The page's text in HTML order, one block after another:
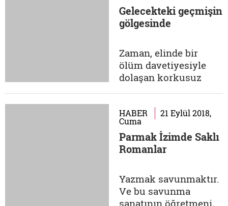
gelecekte nerelere
varacağı da merak
kadarla da kalmıyor.
Yeni bin yılla birlikte
birbirini izleyen...
Gelecekteki geçmişin
gölgesinde
Zaman, elinde bir
ölüm davetiyesiyle
dolaşan korkusuz
biz kaçabilelim?
Yüreği sonsuzluk
düşleriyle çatlayan
büyük dehalar bile
değirmene. Önüne
gelen ne varsa silmiş
süpürmüş. Koca koca
HABER 21 Eylül 2018,
Cuma
Parmak İzimde Saklı
Romanlar
Yazmak savunmaktır.
Ve bu savunma
sanatının öğretmeni,